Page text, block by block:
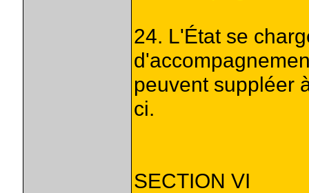
24. L'État se
peuvent suppléer
ci.
SECTION VI